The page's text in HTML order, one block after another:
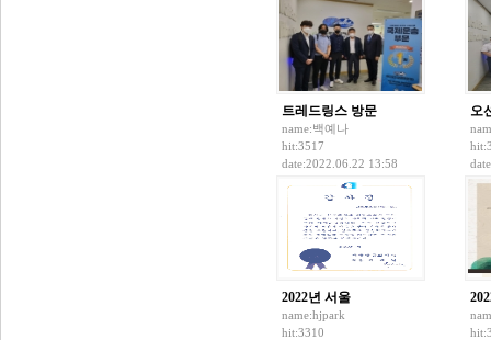
트레드링스 방문
name:백예나
hit:3517
date:2022.06.22 13:58
오
2022년 서울
name:hjpark
hit:3310